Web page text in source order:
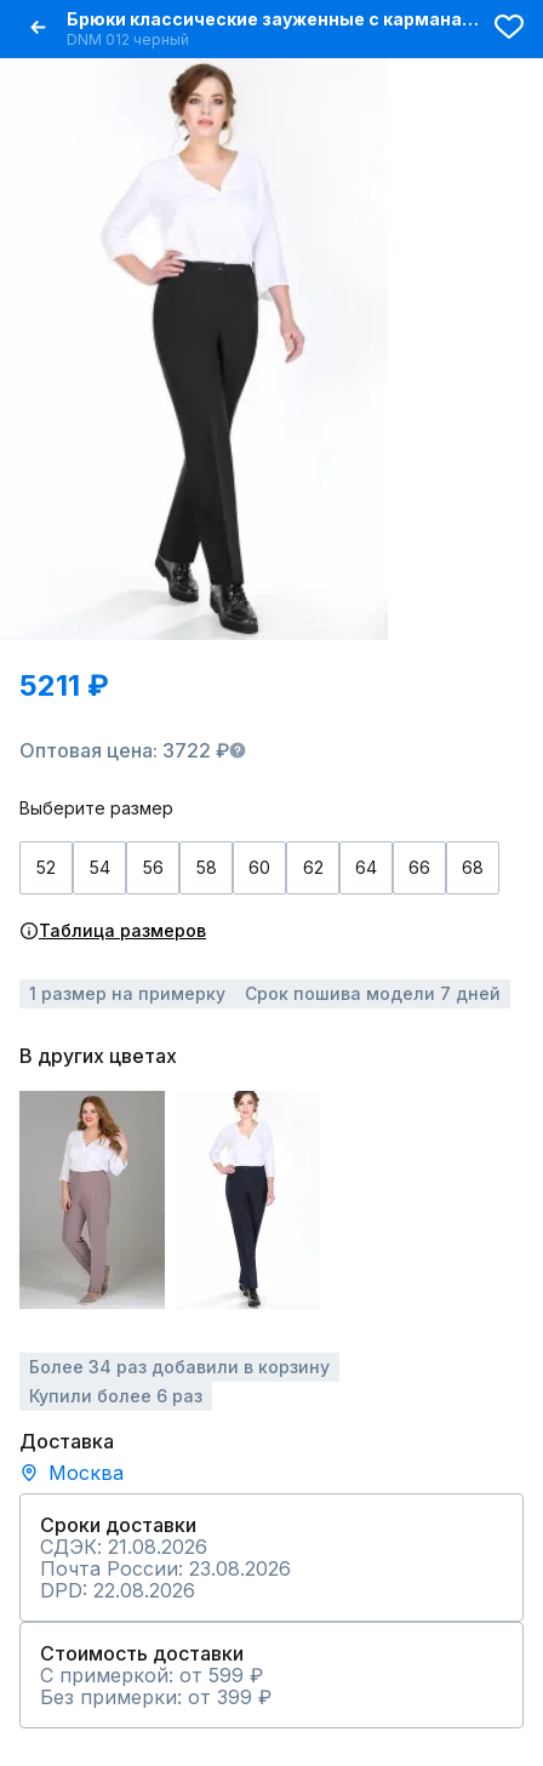
Брюки классические зауженные с карманами из текстиля
DNM 012 черный
5211 ₽
Оптовая цена: 3722 ₽
Выберите размер
52 54 56 58 60 62 64 66 68
Таблица размеров
1 размер на примерку Срок пошива модели 7 дней
В других цветах
Более 34 раз добавили в корзину
Купили более 6 раз
Доставка
Москва
Сроки доставки
СДЭК: 21.08.2026
Почта России: 23.08.2026
DPD: 22.08.2026
Стоимость доставки
С примеркой: от 599 ₽
Без примерки: от 399 ₽